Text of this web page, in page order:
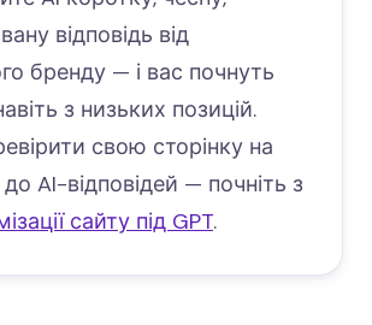
відповідь від
бренду — і вас почнуть
з низьких позицій.
свою сторінку на
до AI-відповідей — почніть з
сайту під GPT.